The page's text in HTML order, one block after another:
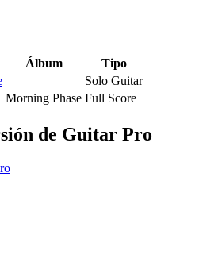
Álbum
Tipo
Solo Guitar
Morning Phase Full Score
de Guitar Pro